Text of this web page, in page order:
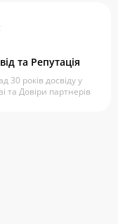
та Репутація
30 років досвіду у
та Довіри партнерів